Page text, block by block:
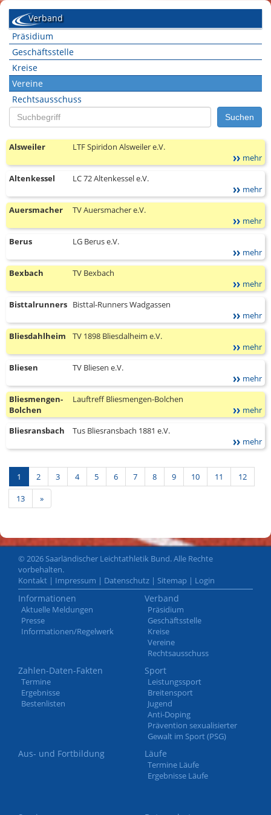
Verband
Präsidium
Geschäftsstelle
Kreise
Vereine
Rechtsausschuss
Suche
nach:
Suchen
Alsweiler
LTF Spiridon Alsweiler e.V.
mehr
Altenkessel
LC 72 Altenkessel e.V.
mehr
Auersmacher
TV Auersmacher e.V.
mehr
Berus
LG Berus e.V.
mehr
Bexbach
TV Bexbach
mehr
Bisttalrunners Bisttal-Runners Wadgassen
mehr
Bliesdahlheim
TV 1898 Bliesdalheim e.V.
mehr
Bliesen
TV Bliesen e.V.
mehr
Bliesmengen-
Bolchen
Lauftreff Bliesmengen-Bolchen
mehr
Bliesransbach
Tus Bliesransbach 1881 e.V.
mehr
1 2 3 4 5 6 7 8 9 10 11
12
13
»Nächste
© 2026 Saarländischer Leichtathletik Bund. Alle Rechte
vorbehalten.
Kontakt | Impressum | Datenschutz | Sitemap | Login
Informationen
Aktuelle Meldungen
Presse
Informationen/Regelwerk
Verband
Präsidium
Geschäftsstelle
Kreise
Vereine
Rechtsausschuss
Zahlen-Daten-Fakten
Termine
Ergebnisse
Bestenlisten
Sport
Leistungssport
Breitensport
Jugend
Anti-Doping
Prävention sexualisierter
Gewalt im Sport (PSG)
Aus- und Fortbildung Läufe
Termine Läufe
Ergebnisse Läufe